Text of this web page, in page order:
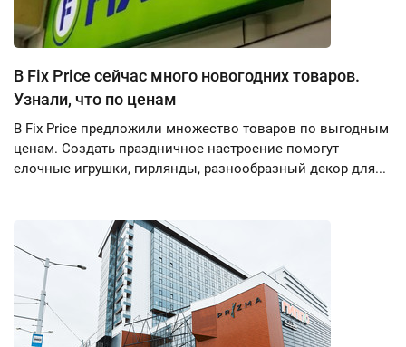
В Fix Price сейчас много новогодних товаров.
Узнали, что по ценам
В Fix Price предложили множество товаров по выгодным
ценам. Создать праздничное настроение помогут
елочные игрушки, гирлянды, разнообразный декор для...